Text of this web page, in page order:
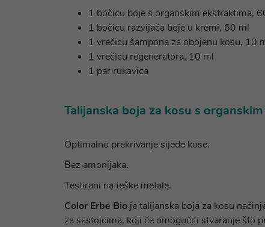
1 bočicu boje s organskim ekstraktima,
1 bočicu razvijača boje u kremi, 60 ml
1 vrećicu šampona za obojenu kosu, 10
1 vrećicu regeneratora, 10 ml
1 par rukavica
Talijanska boja za kosu s
Optimalno prekrivanje sijede kose.
Bez amonijaka.
Testirani na teške metale.
Color Erbe Bio je talijanska boja za kosu
za sastojcima, koji će omogućiti stvaranje što